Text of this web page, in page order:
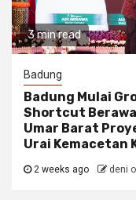
3 min read
Badung
Badung Mulai
Shortcut
Umar Barat
Urai Kemacetan
2 weeks ago deni